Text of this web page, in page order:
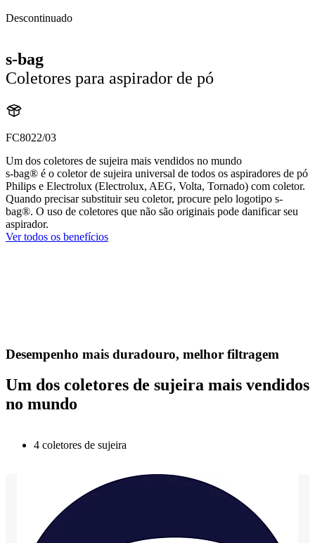
Descontinuado
s-bag
Coletores para aspirador de pó
FC8022/03
Um dos coletores de sujeira mais vendidos no mundo
s-bag® é o coletor de sujeira universal de todos os aspiradores de pó
Philips e Electrolux (Electrolux, AEG, Volta, Tornado) com coletor.
Quando precisar substituir seu coletor, procure pelo logotipo s-
bag®. O uso de coletores que não são originais pode danificar seu
aspirador.
Ver todos os benefícios
Desempenho mais duradouro, melhor filtragem
Um dos coletores de sujeira mais vendidos
no mundo
4 coletores de sujeira